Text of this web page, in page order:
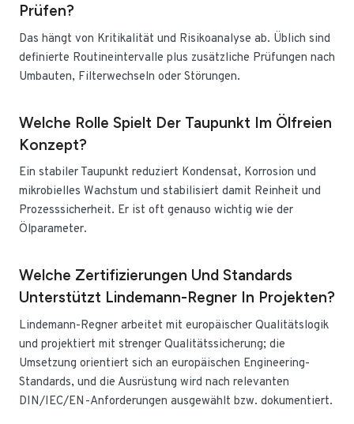
Prüfen?
Das hängt von Kritikalität und Risikoanalyse ab. Üblich sind
definierte Routineintervalle plus zusätzliche Prüfungen nach
Umbauten, Filterwechseln oder Störungen.
Welche Rolle Spielt Der Taupunkt Im Ölfreien
Konzept?
Ein stabiler Taupunkt reduziert Kondensat, Korrosion und
mikrobielles Wachstum und stabilisiert damit Reinheit und
Prozesssicherheit. Er ist oft genauso wichtig wie der
Ölparameter.
Welche Zertifizierungen Und Standards
Unterstützt Lindemann-Regner In Projekten?
Lindemann-Regner arbeitet mit europäischer Qualitätslogik
und projektiert mit strenger Qualitätssicherung; die
Umsetzung orientiert sich an europäischen Engineering-
Standards, und die Ausrüstung wird nach relevanten
DIN/IEC/EN-Anforderungen ausgewählt bzw. dokumentiert.